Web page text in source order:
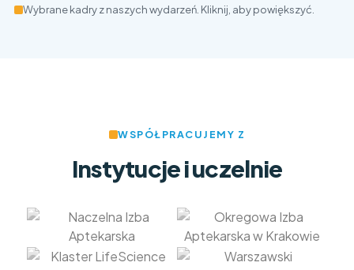
Wybrane kadry z naszych wydarzeń. Kliknij, aby powiększyć.
WSPÓŁPRACUJEMY Z
Instytucje i uczelnie